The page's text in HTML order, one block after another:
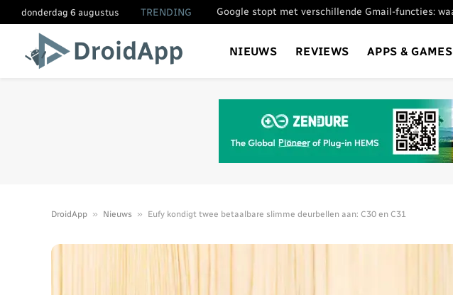
donderdag 6 augustus TRENDING
NIEUWS REVIEWS APPS & GAMES
DroidApp » Nieuws » Eufy kondigt twee betaalbare slimme deurbellen aan: C30 en C31